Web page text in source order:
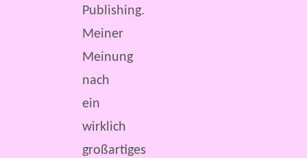
Publishing.
Meiner
Meinung
nach
ein
wirklich
großartiges